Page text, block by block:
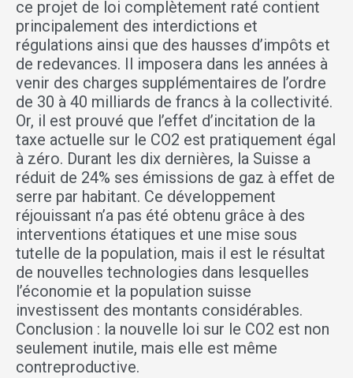
ce projet de loi complètement raté contient
principalement des interdictions et
régulations ainsi que des hausses d’impôts et
de redevances. Il imposera dans les années à
venir des charges supplémentaires de l’ordre
de 30 à 40 milliards de francs à la collectivité.
Or, il est prouvé que l’effet d’incitation de la
taxe actuelle sur le CO2 est pratiquement égal
à zéro. Durant les dix dernières, la Suisse a
réduit de 24% ses émissions de gaz à effet de
serre par habitant. Ce développement
réjouissant n’a pas été obtenu grâce à des
interventions étatiques et une mise sous
tutelle de la population, mais il est le résultat
de nouvelles technologies dans lesquelles
l’économie et la population suisse
investissent des montants considérables.
Conclusion : la nouvelle loi sur le CO2 est non
seulement inutile, mais elle est même
contreproductive.